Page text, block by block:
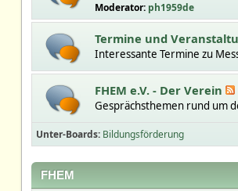
Moderator: ph1959de
Termine und
Interessante Termine zu
FHEM e.V. - Der Verein
Gesprächsthemen rund um
Unter-Boards Bildungsförderung
FHEM